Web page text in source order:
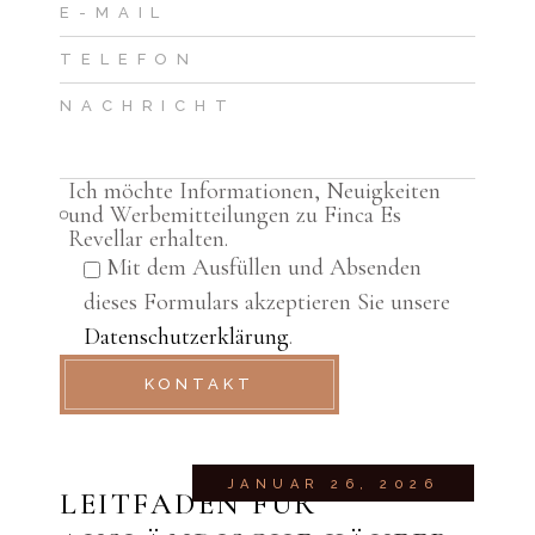
Ich möchte Informationen, Neuigkeiten
und Werbemitteilungen zu Finca Es
Revellar erhalten.
Mit dem Ausfüllen und Absenden
dieses Formulars akzeptieren Sie unsere
Datenschutzerklärung.
KONTAKT
JANUAR 26, 2026
LEITFADEN FÜR